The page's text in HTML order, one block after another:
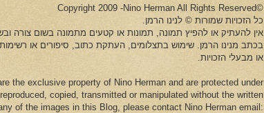
©Copyright 2009 -Nino Herman All Rights Reserved
כל הזכויות שמורות © לנינו הרמן.
אין להעתיק או להפיץ תמונה, תמונות או קטעים מתמונה בשום צורה
בכתב מנינו הרמן. שימוש בתצלומים, העתקת כתוב, סיפורים או
או מבעלי הזכויות.
the exclusive property of Nino Herman and are protected under
copied, transmitted or manipulated without the written
of the images in this Blog, please contact Nino Herman email: